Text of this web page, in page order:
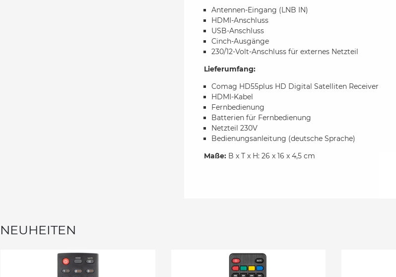
Antennen-Eingang (LNB IN)
HDMI-Anschluss
USB-Anschluss
Cinch-Ausgänge
230/12-Volt-Anschluss für externes Netzteil
Lieferumfang:
Comag HD55plus HD Digital Satelliten Receiver
HDMI-Kabel
Fernbedienung
Batterien für Fernbedienung
Netzteil 230V
Bedienungsanleitung (deutsche Sprache)
Maße: B x T x H: 26 x 16 x 4,5 cm
NEUHEITEN